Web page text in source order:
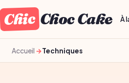
Chic Choc Cake À
Accueil Techniques